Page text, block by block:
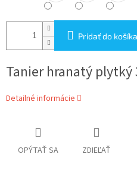
Pridať do košíka
Tanier hranatý plytký
Detailné informácie
OPÝTAŤ SA ZDIEĽAŤ